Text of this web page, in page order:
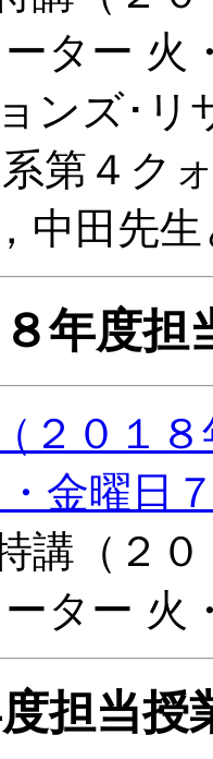
ター 火
ンズ･リ
第４ク
中田先
年度
２０１
金曜日
講（２
ター 火
担当